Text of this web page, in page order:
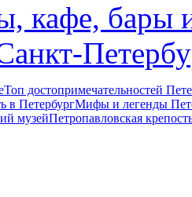
кафе, бары
Топ достопримечательностей
в ПетербургМифы и легенды
музейПетропавловская